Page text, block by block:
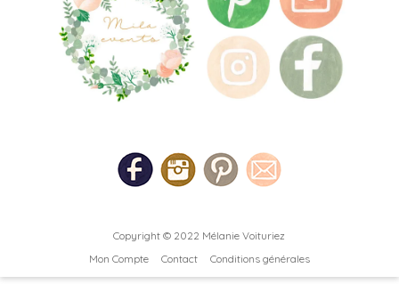
Copyright © 2022 Mélanie Voituriez
Mon Compte
Contact Conditions générales